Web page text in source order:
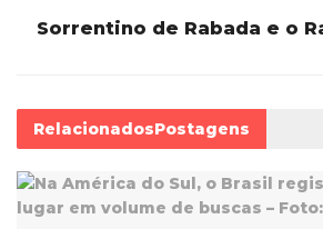
Sorrentino de Rabada e o
RelacionadosPostagens